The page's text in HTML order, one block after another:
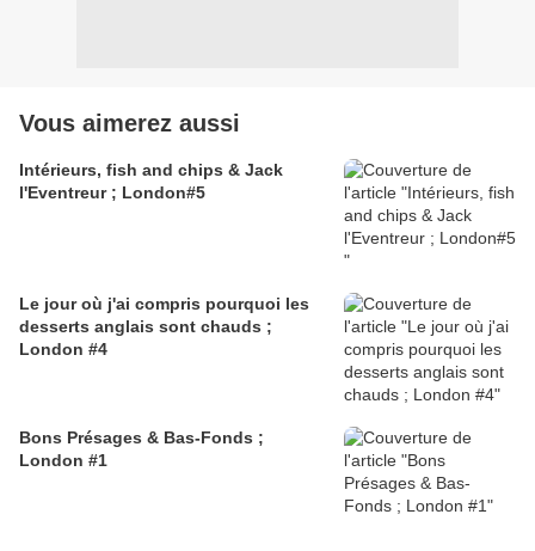
Vous aimerez aussi
Intérieurs, fish and chips & Jack
l'Eventreur ; London#5
Le jour où j'ai compris pourquoi les
desserts anglais sont chauds ;
London #4
Bons Présages & Bas-Fonds ;
London #1